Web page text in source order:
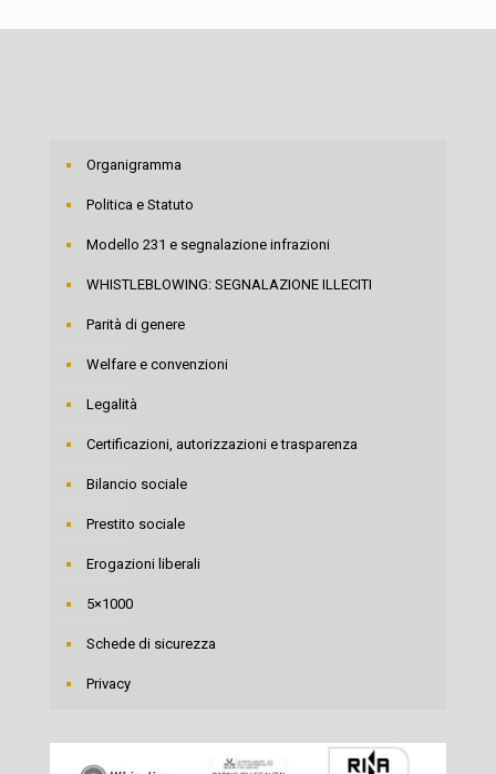
Organigramma
Politica e Statuto
Modello 231 e segnalazione infrazioni
WHISTLEBLOWING: SEGNALAZIONE ILLECITI
Parità di genere
Welfare e convenzioni
Legalità
Certificazioni, autorizzazioni e trasparenza
Bilancio sociale
Prestito sociale
Erogazioni liberali
5×1000
Schede di sicurezza
Privacy